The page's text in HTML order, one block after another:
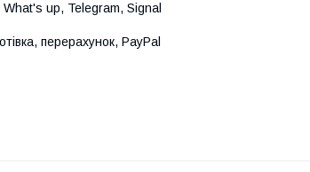
up, Telegram, Signal
перерахунок, PayPal